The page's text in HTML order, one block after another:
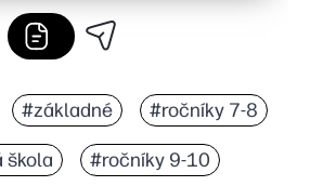
#základné #ročníky 7-8
škola #ročníky 9-10